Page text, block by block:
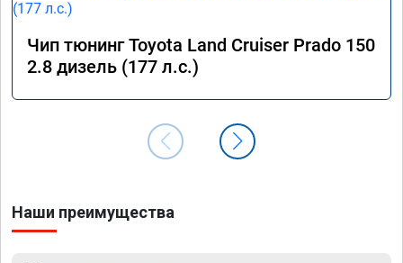
Чип тюнинг Toyota Land Cruiser Prado 150
2.8 дизель (177 л.с.)
Наши преимущества